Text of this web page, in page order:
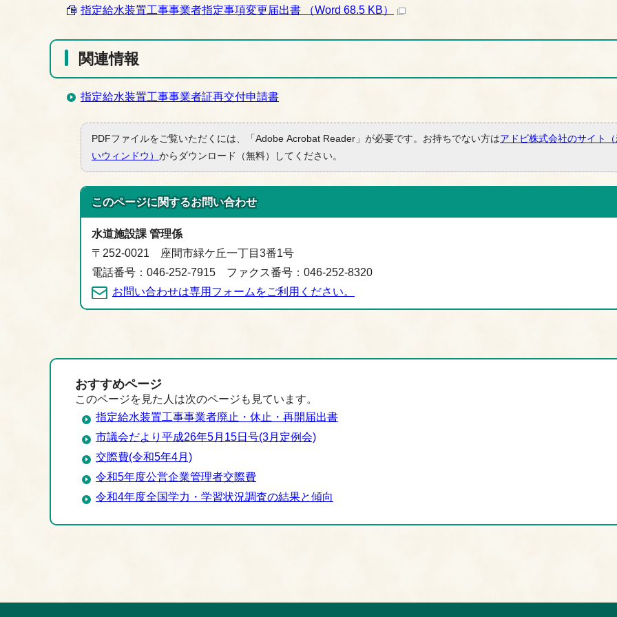
指定給水装置工事事業者指定事項変更届出書 （Word 68.5 KB）
関連情報
指定給水装置工事事業者証再交付申請書
PDFファイルをご覧いただくには、「Adobe Acrobat Reader」が必要です。お持ちでない方はアドビ株式会社のサイト
いウィンドウ） からダウンロード（無料）してください。
このページに関するお問い合わせ
水道施設課 管理係
〒252-0021 座間市緑ケ丘一丁目3番1号
電話番号：046-252-7915 ファクス番号：046-252-8320
お問い合わせは専用フォームをご利用ください。
おすすめページ
このページを見た人は次のページも見ています。
指定給水装置工事事業者廃止・休止・再開届出書
市議会だより平成26年5月15日号(3月定例会)
交際費(令和5年4月)
令和5年度公営企業管理者交際費
令和4年度全国学力・学習状況調査の結果と傾向